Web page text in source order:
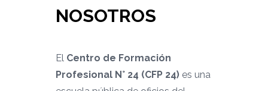
NOSOTROS
El Centro de Formación
Profesional N° 24 (CFP 24) es una